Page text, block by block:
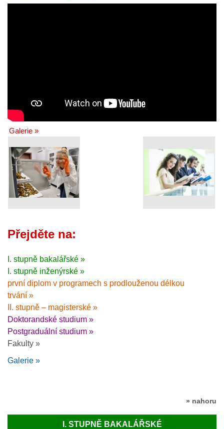
Galerie »
Přejděte na:
I. stupně bakalářské »
I. stupně inženýrské »
první diplom v programech s prodlouženou délkou
trvání »
II. stupně – magisterské »
Doktorandské studium »
Postgraduální studium »
Fakulty »
Galerie »
» nahoru
I. STUPNĚ BAKALÁŘSKÉ